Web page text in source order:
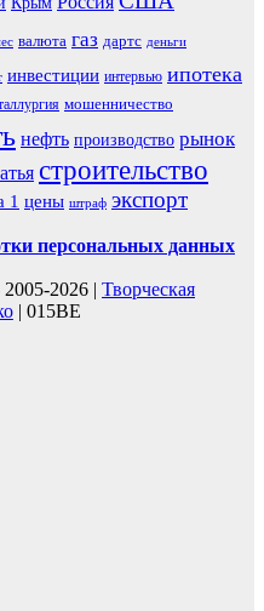
валюта газ дартс деньги
инвестиции интервью ипотека
мошенничество
нефть производство рынок
строительство
1 цены штраф экспорт
персональных данных
2026 | Творческая
| 015BE